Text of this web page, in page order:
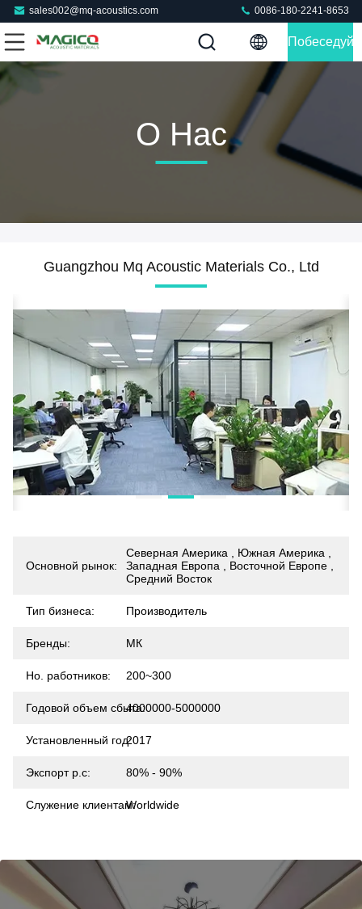
sales002@mq-acoustics.com 0086-180-2241-8653
Теперь
О Нас
Guangzhou Mq Acoustic Materials Co., Ltd
Основной рынок:
Северная Америка , Южная Америка ,
Западная Европа , Восточной Европе ,
Средний Восток
Тип бизнеса: Производитель
Бренды: МК
Но. работников: 200~300
Годовой объем сбыта:4000000-5000000
Установленный год:2017
Экспорт p.c: 80% - 90%
Служение клиентам:Worldwide